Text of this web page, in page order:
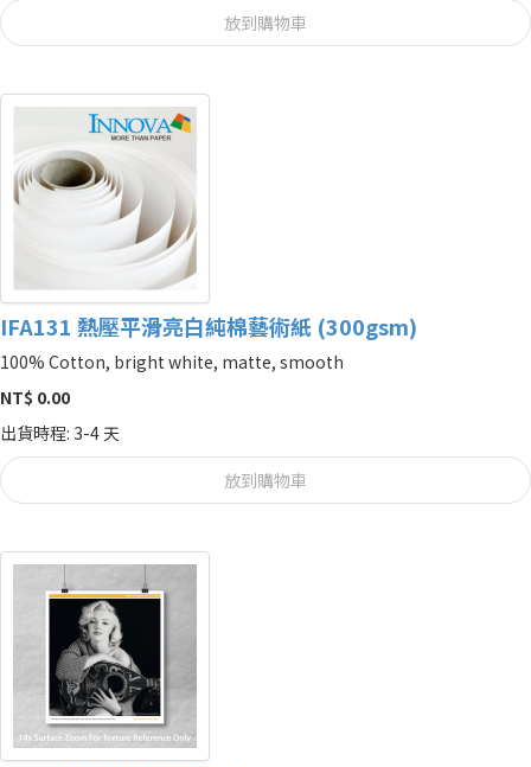
放到購物車
IFA131 熱壓平滑亮白純棉藝術紙 (300gsm)
100% Cotton, bright white, matte, smooth
NT$ 0.00
出貨時程: 3-4 天
放到購物車